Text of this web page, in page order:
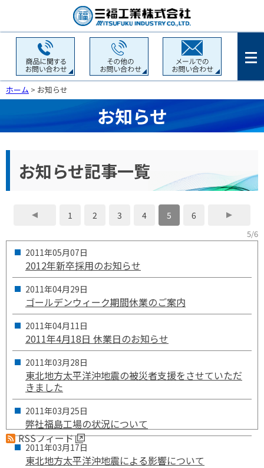
ホーム > お知らせ
お知らせ
お知らせ記事一覧
1 2 3 4 5 6
5/6
2011年05月07日
2012年新卒採用のお知らせ
2011年04月29日
ゴールデンウィーク期間休業のご案内
2011年04月11日
2011年4月18日 休業日のお知らせ
2011年03月28日
東北地方太平洋沖地震の被災者支援をさせていただ
きました
2011年03月25日
弊社福島工場の状況について
2011年03月17日
東北地方太平洋沖地震による影響について
RSSフィード